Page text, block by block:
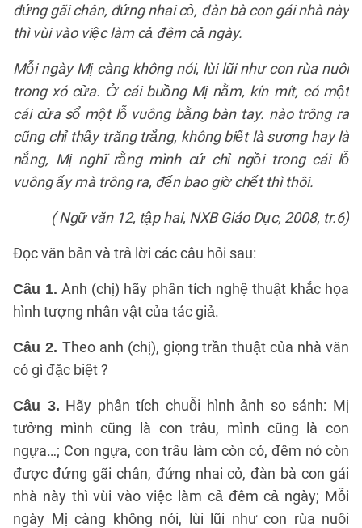
đứng gãi chân, đứng nhai cỏ, đàn bà con gái nhà này
thì vùi vào việc làm cả đêm cả ngày.
Mỗi ngày Mị càng không nói, lùi lũi như con rùa nuôi
trong xó cửa. Ở cái buồng Mị nằm, kín mít, có một
cái cửa sổ một lỗ vuông bằng bàn tay. nào trông ra
cũng chỉ thấy trăng trắng, không biết là sương hay là
nắng, Mị nghĩ rằng mình cứ chỉ ngồi trong cái lỗ
vuông ấy mà trông ra, đến bao giờ chết thì thôi.
( Ngữ văn 12, tập hai, NXB Giáo Dục, 2008, tr.6)
Đọc văn bản và trả lời các câu hỏi sau:
Câu 1. Anh (chị) hãy phân tích nghệ thuật khắc họa
hình tượng nhân vật của tác giả.
Câu 2. Theo anh (chị), giọng trần thuật của nhà văn
có gì đặc biệt ?
Câu 3. Hãy phân tích chuỗi hình ảnh so sánh: Mị
tưởng mình cũng là con trâu, mình cũng là con
ngựa…; Con ngựa, con trâu làm còn có, đêm nó còn
được đứng gãi chân, đứng nhai cỏ, đàn bà con gái
nhà này thì vùi vào việc làm cả đêm cả ngày; Mỗi
ngày Mị càng không nói, lùi lũi như con rùa nuôi